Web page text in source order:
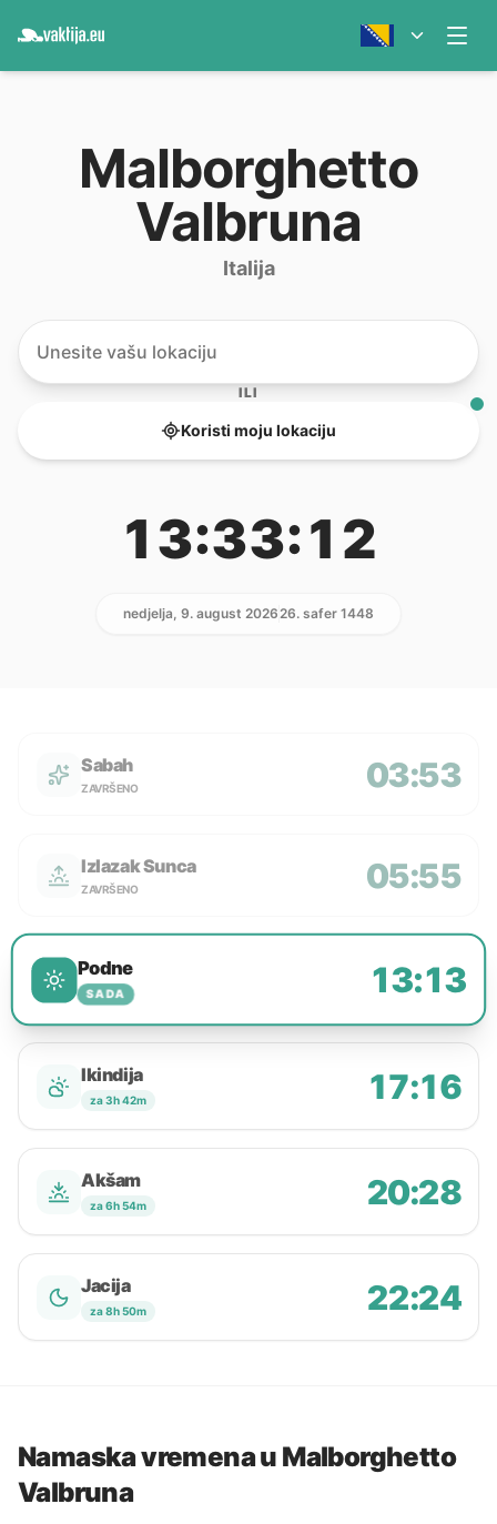
Malborghetto
Valbruna
Italija
ILI
Koristi moju lokaciju
13:33:12
nedjelja, 9. august 202626. safer 1448
Sabah
ZAVRŠENO 03:53
Izlazak Sunca
ZAVRŠENO 05:55
Podne
SADA 13:13
Ikindija
za 3h 42m 17:16
Akšam
za 6h 54m 20:28
Jacija
za 8h 50m 22:24
Namaska vremena u Malborghetto
Valbruna